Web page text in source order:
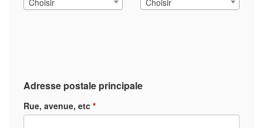
Choisir
Choisir
Adresse postale principale
Rue, avenue, etc *